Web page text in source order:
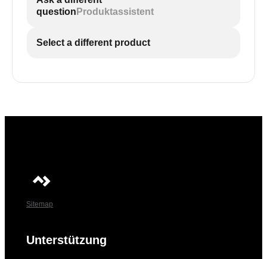
question Produktassistent
Select a different product
Sitemap
Unterstützung